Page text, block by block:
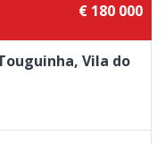
€ 180 000
Vila do